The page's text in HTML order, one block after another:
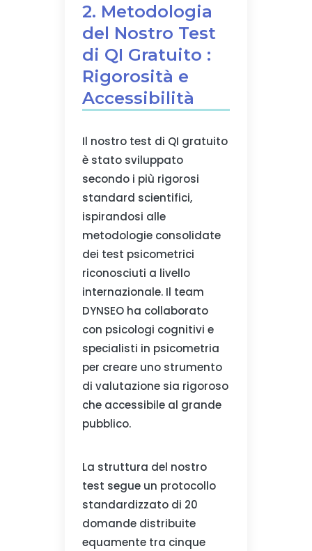
2. Metodologia
del Nostro Test
di QI Gratuito :
Rigorosità e
Accessibilità
Il nostro test di QI gratuito
è stato sviluppato
secondo i più rigorosi
standard scientifici,
ispirandosi alle
metodologie consolidate
dei test psicometrici
riconosciuti a livello
internazionale. Il team
DYNSEO ha collaborato
con psicologi cognitivi e
specialisti in psicometria
per creare uno strumento
di valutazione sia rigoroso
che accessibile al grande
pubblico.
La struttura del nostro
test segue un protocollo
standardizzato di 20
domande distribuite
equamente tra cinque